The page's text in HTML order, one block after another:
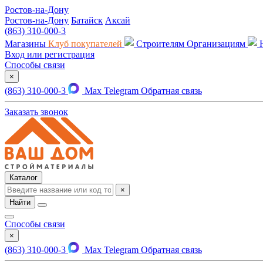
Ростов-на-Дону
Ростов-на-Дону Батайск Аксай
(863) 310-000-3
Магазины Клуб покупателей Строителям Организациям
Вход или регистрация
Способы связи
×
(863) 310-000-3 Max Telegram Обратная связь
Заказать звонок
Каталог
×
Найти
Способы связи
×
(863) 310-000-3 Max Telegram Обратная связь